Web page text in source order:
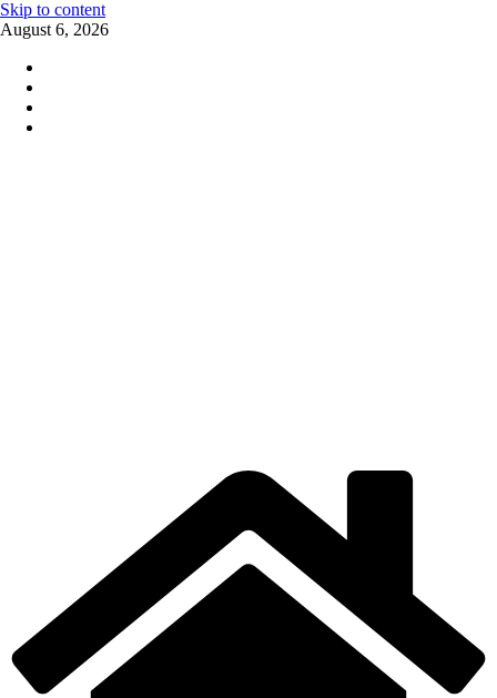
Skip to content
August 6, 2026